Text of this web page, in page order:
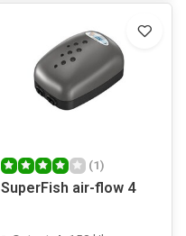
(1)
SuperFish air-flow 4